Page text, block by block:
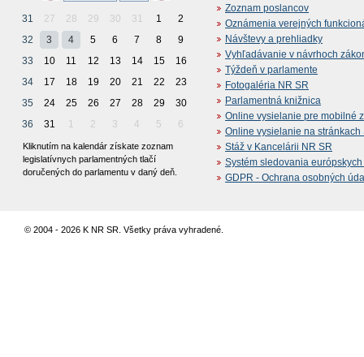
31 27 28 29 30 31 1
2
32
3 4 5 6 7 8
9
33
10 11 12 13 14 15
16
34
17 18 19 20 21 22
23
35
24 25 26 27 28 29
30
36
31 1 2 3 4 5 6
Kliknutím na kalendár získate zoznam
legislatívnych parlamentných tlačí
doručených do parlamentu v daný deň.
Zoznam poslancov
Oznámenia verejných
Návštevy a prehliadky
Vyhľadávanie v návrhoch
Týždeň v parlamente
Fotogaléria NR SR
Parlamentná knižnica
Online vysielanie pre mobilné
Online vysielanie na stránkach
Stáž v Kancelárii NR SR
Systém sledovania
GDPR - Ochrana osobných
© 2004 - 2026 K NR SR. Všetky práva vyhradené.